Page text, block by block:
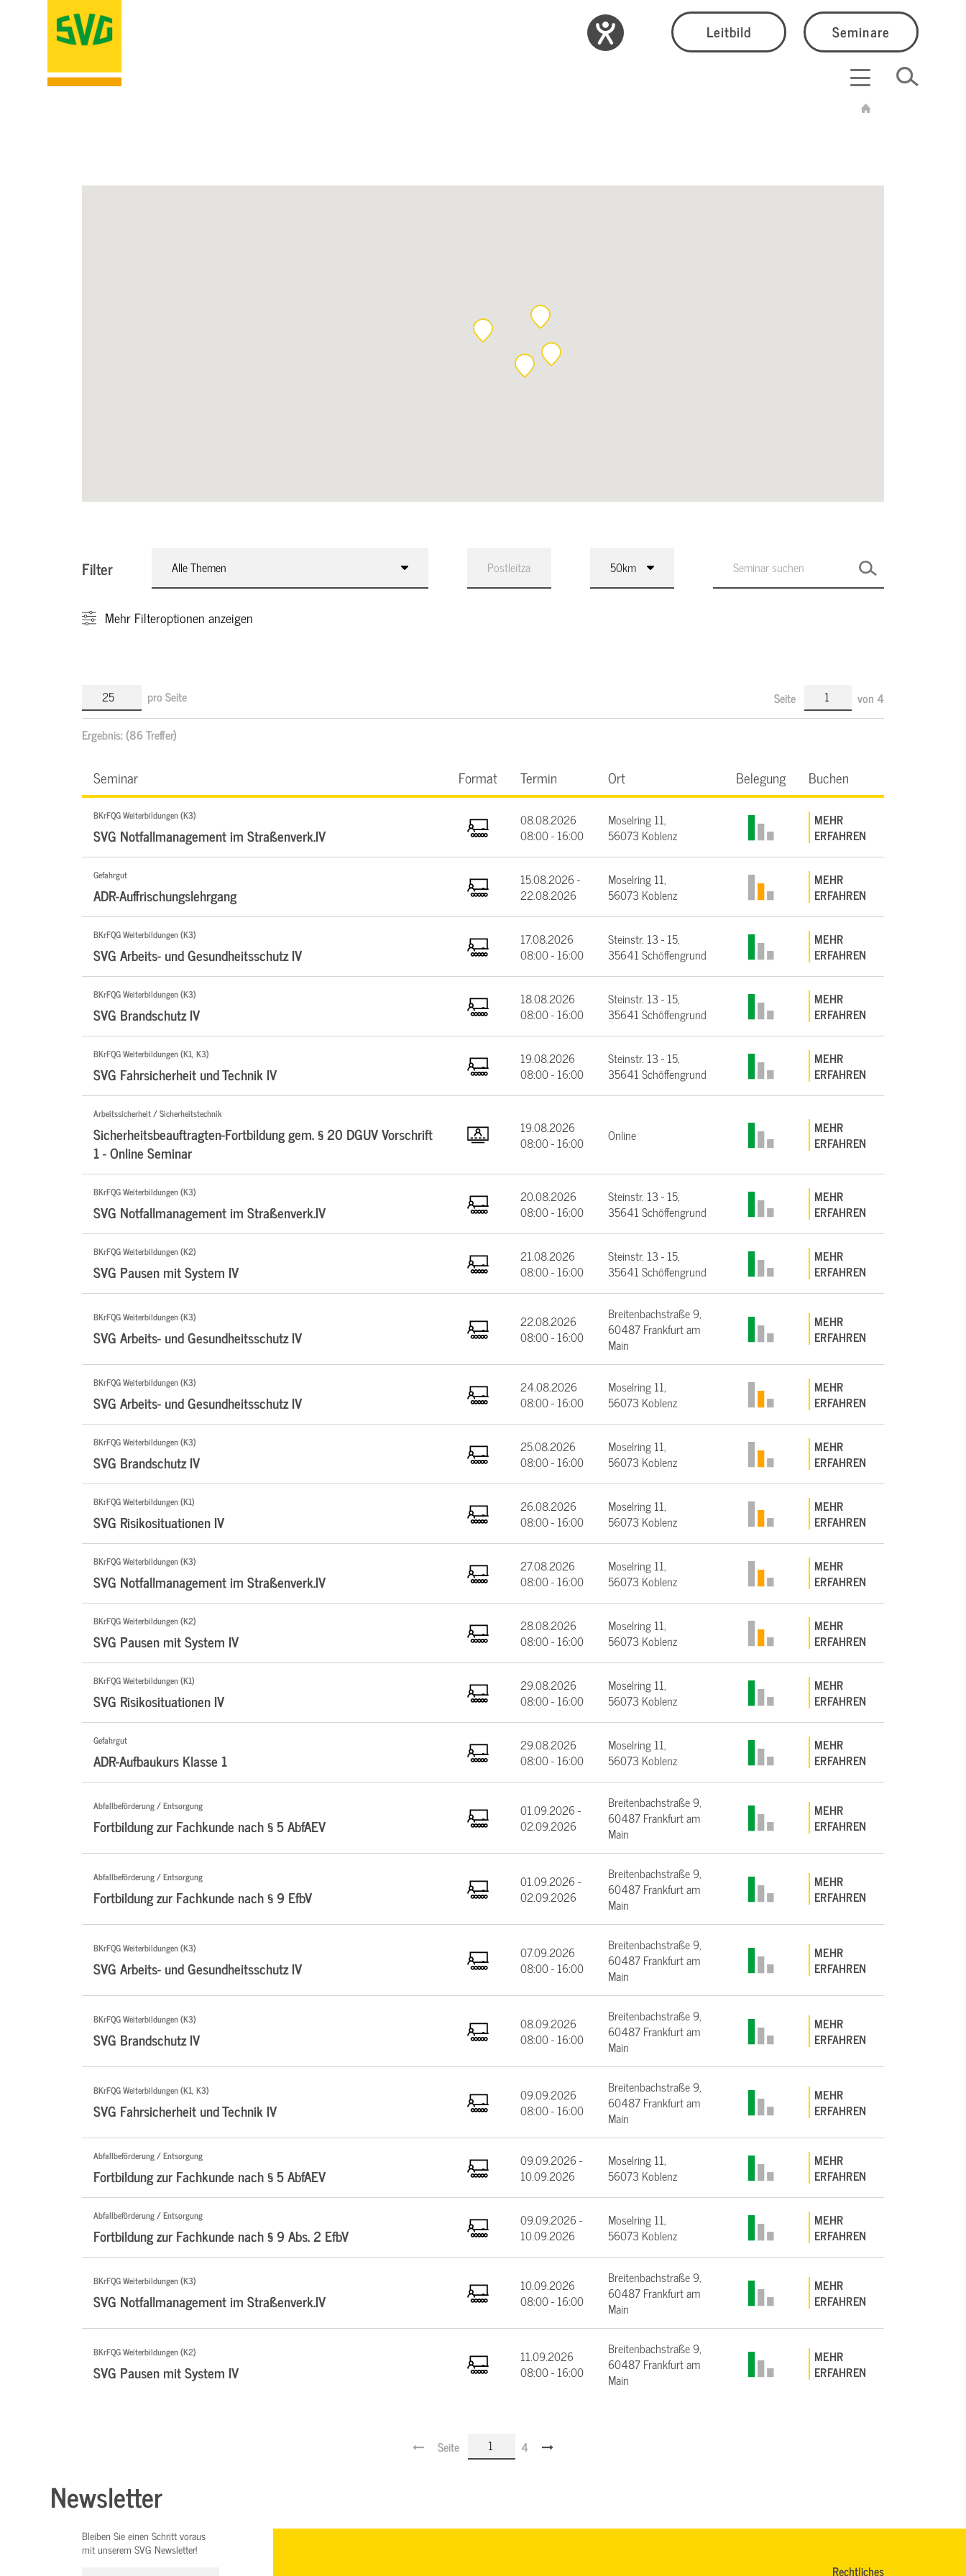
Leitbild Seminare
Filter Alle Themen
Mehr Filteroptionen anzeigen
pro Seite Seite von 4
Ergebnis:(86 Treffer)
Seminar Format Termin Ort Belegung Buchen
BKrFQG Weiterbildungen (K3)
SVG Notfallmanagement im Straßenverk.IV
08.08.2026
08:00 - 16:00
Moselring 11,
56073 Koblenz
MEHR
ERFAHREN
Gefahrgut
ADR-Auffrischungslehrgang
15.08.2026 -
22.08.2026
Moselring 11,
56073 Koblenz
MEHR
ERFAHREN
BKrFQG Weiterbildungen (K3)
SVG Arbeits- und Gesundheitsschutz IV
17.08.2026
08:00 - 16:00
Steinstr. 13 - 15,
35641 Schöffengrund
MEHR
ERFAHREN
BKrFQG Weiterbildungen (K3)
SVG Brandschutz IV
18.08.2026
08:00 - 16:00
Steinstr. 13 - 15,
35641 Schöffengrund
MEHR
ERFAHREN
BKrFQG Weiterbildungen (K1, K3)
SVG Fahrsicherheit und Technik IV
19.08.2026
08:00 - 16:00
Steinstr. 13 - 15,
35641 Schöffengrund
MEHR
ERFAHREN
Arbeitssicherheit / Sicherheitstechnik
Sicherheitsbeauftragten-Fortbildung gem. § 20 DGUV Vorschrift
1 - Online Seminar
19.08.2026
08:00 - 16:00
Online
MEHR
ERFAHREN
BKrFQG Weiterbildungen (K3)
SVG Notfallmanagement im Straßenverk.IV
20.08.2026
08:00 - 16:00
Steinstr. 13 - 15,
35641 Schöffengrund
MEHR
ERFAHREN
BKrFQG Weiterbildungen (K2)
SVG Pausen mit System IV
21.08.2026
08:00 - 16:00
Steinstr. 13 - 15,
35641 Schöffengrund
MEHR
ERFAHREN
BKrFQG Weiterbildungen (K3)
SVG Arbeits- und Gesundheitsschutz IV
22.08.2026
08:00 - 16:00
Breitenbachstraße 9,
60487 Frankfurt am
Main
MEHR
ERFAHREN
BKrFQG Weiterbildungen (K3)
SVG Arbeits- und Gesundheitsschutz IV
24.08.2026
08:00 - 16:00
Moselring 11,
56073 Koblenz
MEHR
ERFAHREN
BKrFQG Weiterbildungen (K3)
SVG Brandschutz IV
25.08.2026
08:00 - 16:00
Moselring 11,
56073 Koblenz
MEHR
ERFAHREN
BKrFQG Weiterbildungen (K1)
SVG Risikosituationen IV
26.08.2026
08:00 - 16:00
Moselring 11,
56073 Koblenz
MEHR
ERFAHREN
BKrFQG Weiterbildungen (K3)
SVG Notfallmanagement im Straßenverk.IV
27.08.2026
08:00 - 16:00
Moselring 11,
56073 Koblenz
MEHR
ERFAHREN
BKrFQG Weiterbildungen (K2)
SVG Pausen mit System IV
28.08.2026
08:00 - 16:00
Moselring 11,
56073 Koblenz
MEHR
ERFAHREN
BKrFQG Weiterbildungen (K1)
SVG Risikosituationen IV
29.08.2026
08:00 - 16:00
Moselring 11,
56073 Koblenz
MEHR
ERFAHREN
Gefahrgut
ADR-Aufbaukurs Klasse 1
29.08.2026
08:00 - 16:00
Moselring 11,
56073 Koblenz
MEHR
ERFAHREN
Abfallbeförderung / Entsorgung
Fortbildung zur Fachkunde nach § 5 AbfAEV
01.09.2026 -
02.09.2026
Breitenbachstraße 9,
60487 Frankfurt am
Main
MEHR
ERFAHREN
Abfallbeförderung / Entsorgung
Fortbildung zur Fachkunde nach § 9 EfbV
01.09.2026 -
02.09.2026
Breitenbachstraße 9,
60487 Frankfurt am
Main
MEHR
ERFAHREN
BKrFQG Weiterbildungen (K3)
SVG Arbeits- und Gesundheitsschutz IV
07.09.2026
08:00 - 16:00
Breitenbachstraße 9,
60487 Frankfurt am
Main
MEHR
ERFAHREN
BKrFQG Weiterbildungen (K3)
SVG Brandschutz IV
08.09.2026
08:00 - 16:00
Breitenbachstraße 9,
60487 Frankfurt am
Main
MEHR
ERFAHREN
BKrFQG Weiterbildungen (K1, K3)
SVG Fahrsicherheit und Technik IV
09.09.2026
08:00 - 16:00
Breitenbachstraße 9,
60487 Frankfurt am
Main
MEHR
ERFAHREN
Abfallbeförderung / Entsorgung
Fortbildung zur Fachkunde nach § 5 AbfAEV
09.09.2026 -
10.09.2026
Moselring 11,
56073 Koblenz
MEHR
ERFAHREN
Abfallbeförderung / Entsorgung
Fortbildung zur Fachkunde nach § 9 Abs. 2 EfbV
09.09.2026 -
10.09.2026
Moselring 11,
56073 Koblenz
MEHR
ERFAHREN
BKrFQG Weiterbildungen (K3)
SVG Notfallmanagement im Straßenverk.IV
10.09.2026
08:00 - 16:00
Breitenbachstraße 9,
60487 Frankfurt am
Main
MEHR
ERFAHREN
BKrFQG Weiterbildungen (K2)
SVG Pausen mit System IV
11.09.2026
08:00 - 16:00
Breitenbachstraße 9,
60487 Frankfurt am
Main
MEHR
ERFAHREN
Seite 4
Newsletter
Bleiben Sie einen Schritt voraus
mit unserem SVG Newsletter!
Rechtliches